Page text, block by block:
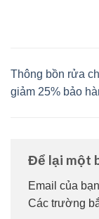
Thông bồn rửa
giảm 25% bảo
Để lại một
Email của
Các trường